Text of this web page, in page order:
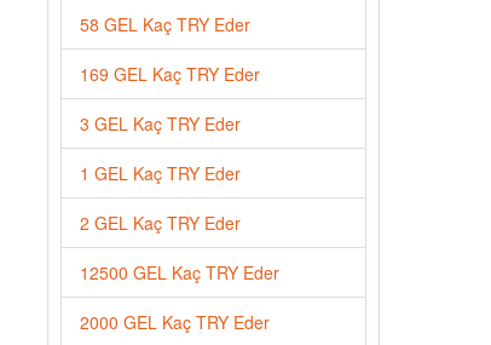
58 GEL Kaç TRY Eder
169 GEL Kaç TRY Eder
3 GEL Kaç TRY Eder
1 GEL Kaç TRY Eder
2 GEL Kaç TRY Eder
12500 GEL Kaç TRY Eder
2000 GEL Kaç TRY Eder